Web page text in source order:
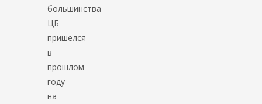
большинства
ЦБ
пришелся
в
прошлом
году
на